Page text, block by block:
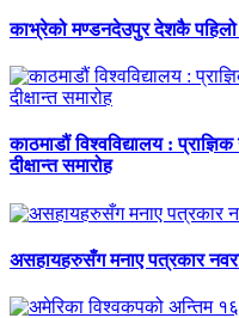
काभ्रेको मण्डनदेउपुर देशकै पहिलो
काठमाडौं विश्वविद्यालय :
दीक्षान्त समारोह
असहायहरुसँग मनाए पत्रकार